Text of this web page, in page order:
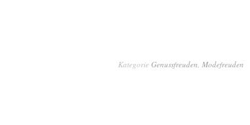
Kategorie Genussfreuden Modefreuden